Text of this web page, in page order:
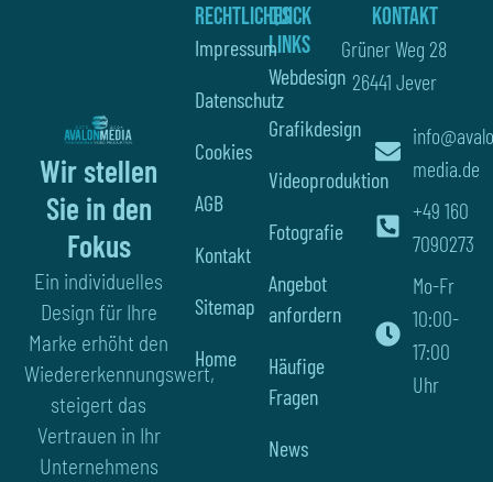
Wir stellen
Sie in den
Fokus
Ein individuelles
Design für Ihre
Marke erhöht den
Wiedererkennungswert,
steigert das
Vertrauen in Ihr
Unternehmens
Quick
Links
Webdesign
Grafikdesign
Videoproduktion
Fotografie
Angebot
anfordern
Häufige
Fragen
News
Rechtliches
Impressum
Datenschutz
Cookies
AGB
Kontakt
Sitemap
Home
Kontakt
Grüner Weg 28
26441 Jever
media.de
+49 160
7090273
Mo-Fr
10:00-
17:00
Uhr